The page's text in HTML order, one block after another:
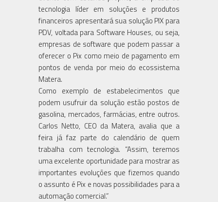
tecnologia líder em soluções e produtos
financeiros apresentará sua solução PIX para
PDV, voltada para Software Houses, ou seja,
empresas de software que podem passar a
oferecer o Pix como meio de pagamento em
pontos de venda por meio do ecossistema
Matera.
Como exemplo de estabelecimentos que
podem usufruir da solução estão postos de
gasolina, mercados, farmácias, entre outros.
Carlos Netto, CEO da Matera, avalia que a
feira já faz parte do calendário de quem
trabalha com tecnologia. “Assim, teremos
uma excelente oportunidade para mostrar as
importantes evoluções que fizemos quando
o assunto é Pix e novas possibilidades para a
automação comercial.”